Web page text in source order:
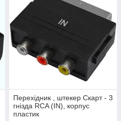
Перехідник , штекер Скарт - 3
гнізда RCA (IN), корпус
пластик